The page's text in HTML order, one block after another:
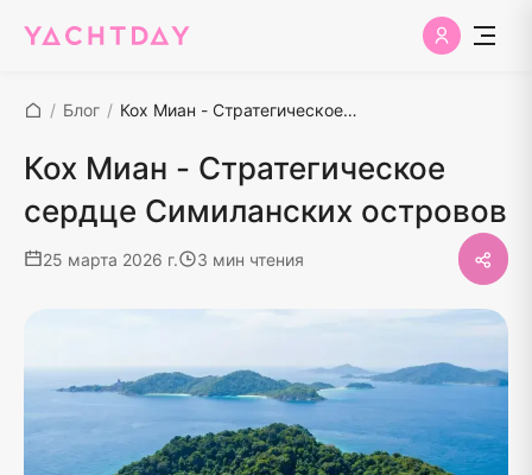
/ Блог / Кох Миан - Стратегическое сердце Симиланских островов
Кох Миан - Стратегическое
сердце Симиланских островов
25 марта 2026 г. 3 мин чтения